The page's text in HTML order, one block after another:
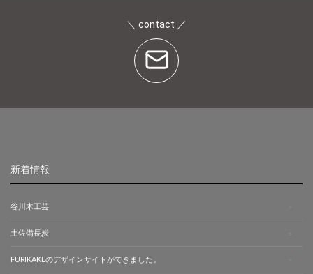
＼ contact ／
新着情報
谷川木工芸
土佐備長炭
FURIKAKEのデザインサイトができました。